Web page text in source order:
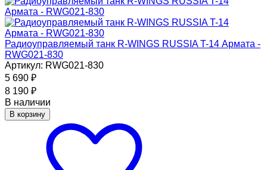
Радиоуправляемый танк R-WINGS RUSSIA T-14 Армата -
RWG021-830
Артикул: RWG021-830
5 690 ₽
8 190 ₽
В наличии
В корзину